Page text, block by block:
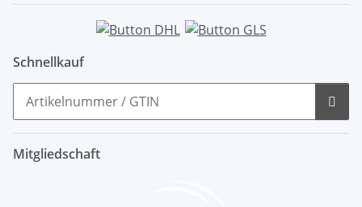
Schnellkauf
Mitgliedschaft